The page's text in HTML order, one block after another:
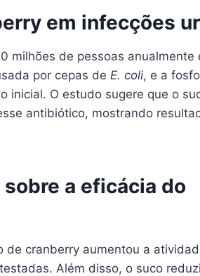
em infecções
milhões de pessoas anualmente
por cepas de E. coli, e a
inicial. O estudo sugere que o
antibiótico, mostrando
a eficácia do
de cranberry aumentou a
testadas. Além disso, o suco